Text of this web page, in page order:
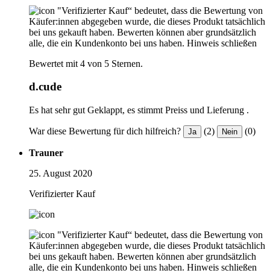
"Verifizierter Kauf“ bedeutet, dass die Bewertung von
Käufer:innen abgegeben wurde, die dieses Produkt tatsächlich
bei uns gekauft haben. Bewerten können aber grundsätzlich
alle, die ein Kundenkonto bei uns haben. Hinweis schließen
Bewertet mit 4 von 5 Sternen.
d.cude
Es hat sehr gut Geklappt, es stimmt Preiss und Lieferung .
War diese Bewertung für dich hilfreich? Ja (2) Nein (0)
Trauner
25. August 2020
Verifizierter Kauf
"Verifizierter Kauf“ bedeutet, dass die Bewertung von
Käufer:innen abgegeben wurde, die dieses Produkt tatsächlich
bei uns gekauft haben. Bewerten können aber grundsätzlich
alle, die ein Kundenkonto bei uns haben. Hinweis schließen